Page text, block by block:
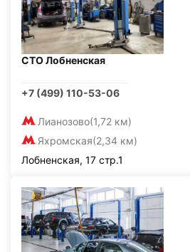
СТО Лобненская
+7 (499) 110-53-06
Лианозово(1,72 км)
Яхромская(2,34 км)
Лобненская, 17 стр.1